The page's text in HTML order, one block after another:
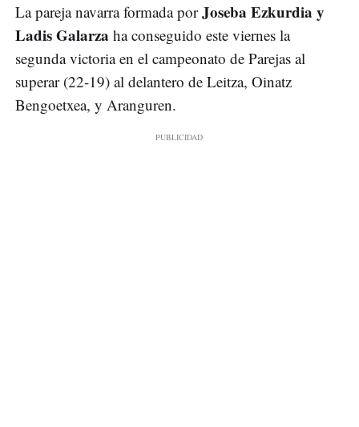
La pareja navarra formada porJoseba Ezkurdia y
Ladis Galarza ha conseguido este viernes la
segunda victoria en el campeonato de Parejas al
superar (22-19) al delantero de Leitza, Oinatz
Bengoetxea, y Aranguren.